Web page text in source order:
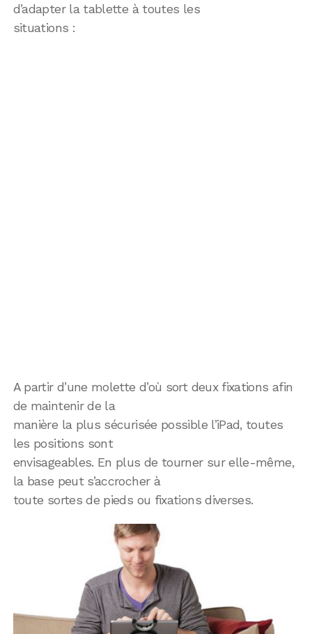
d’adapter la tablette à toutes les
situations :
A partir d’une molette d’où sort deux fixations afin
de maintenir de la
manière la plus sécurisée possible l’iPad, toutes
les positions sont
envisageables. En plus de tourner sur elle-même,
la base peut s’accrocher à
toute sortes de pieds ou fixations diverses.